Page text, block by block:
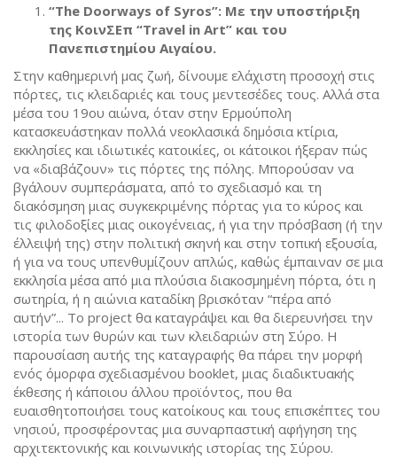
“The Doorways of Syros”: Με την υποστήριξη
της ΚοινΣΕπ “Travel in Art” και του
Πανεπιστημίου Αιγαίου.
Στην καθημερινή μας ζωή, δίνουμε ελάχιστη προσοχή στις
πόρτες, τις κλειδαριές και τους μεντεσέδες τους. Αλλά στα
μέσα του 19ου αιώνα, όταν στην Ερμούπολη
κατασκευάστηκαν πολλά νεοκλασικά δημόσια κτίρια,
εκκλησίες και ιδιωτικές κατοικίες, οι κάτοικοι ήξεραν πώς
να «διαβάζουν» τις πόρτες της πόλης. Μπορούσαν να
βγάλουν συμπεράσματα, από το σχεδιασμό και τη
διακόσμηση μιας συγκεκριμένης πόρτας για το κύρος και
τις φιλοδοξίες μιας οικογένειας, ή για την πρόσβαση (ή την
έλλειψή της) στην πολιτική σκηνή και στην τοπική εξουσία,
ή για να τους υπενθυμίζουν απλώς, καθώς έμπαιναν σε μια
εκκλησία μέσα από μια πλούσια διακοσμημένη πόρτα, ότι η
σωτηρία, ή η αιώνια καταδίκη βρισκόταν “πέρα από
αυτήν”... Το project θα καταγράψει και θα διερευνήσει την
ιστορία των θυρών και των κλειδαριών στη Σύρο. H
παρουσίαση αυτής της καταγραφής θα πάρει την μορφή
ενός όμορφα σχεδιασμένου booklet, μιας διαδικτυακής
έκθεσης ή κάποιου άλλου προϊόντος, που θα
ευαισθητοποιήσει τους κατοίκους και τους επισκέπτες του
νησιού, προσφέροντας μια συναρπαστική αφήγηση της
αρχιτεκτονικής και κοινωνικής ιστορίας της Σύρου.